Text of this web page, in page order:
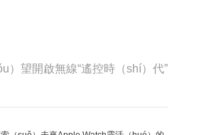
）望開啟無線“遙控時（shí）代”